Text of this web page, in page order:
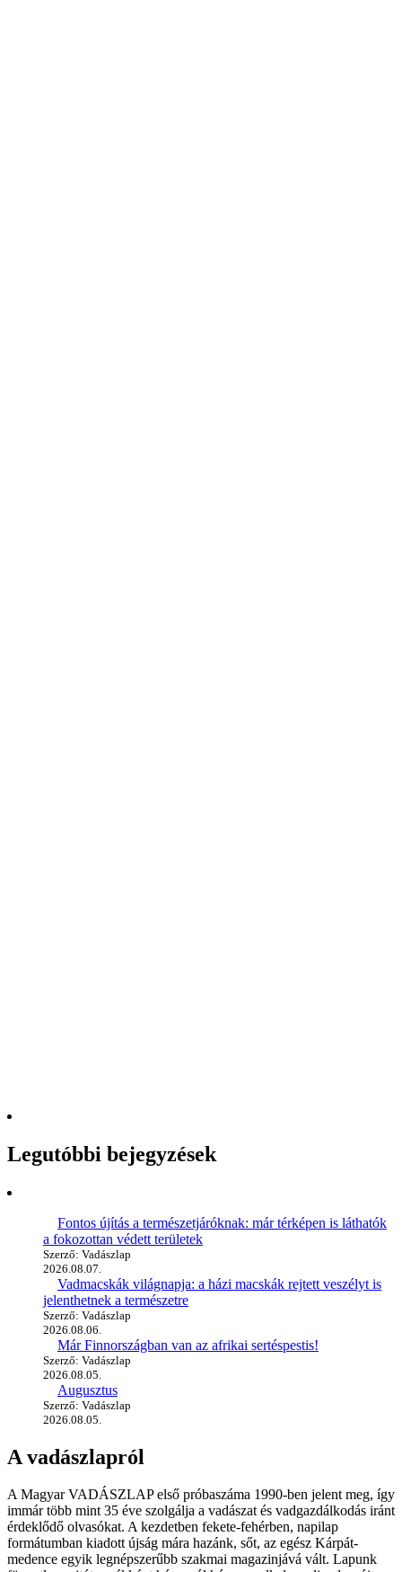
Legutóbbi bejegyzések
Fontos újítás a természetjáróknak: már térképen is láthatók
a fokozottan védett területek
Szerző: Vadászlap
2026.08.07.
Vadmacskák világnapja: a házi macskák rejtett veszélyt is
jelenthetnek a természetre
Szerző: Vadászlap
2026.08.06.
Már Finnországban van az afrikai sertéspestis!
Szerző: Vadászlap
2026.08.05.
Augusztus
Szerző: Vadászlap
2026.08.05.
A vadászlapról
A Magyar VADÁSZLAP első próbaszáma 1990-ben jelent meg, így
immár több mint 35 éve szolgálja a vadászat és vadgazdálkodás iránt
érdeklődő olvasókat. A kezdetben fekete-fehérben, napilap
formátumban kiadott újság mára hazánk, sőt, az egész Kárpát-
medence egyik legnépszerűbb szakmai magazinjává vált. Lapunk